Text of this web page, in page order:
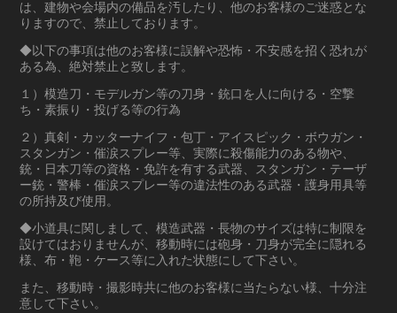
は、建物や会場内の備品を汚したり、他のお客様のご迷惑とな
りますので、禁止しております。
◆以下の事項は他のお客様に誤解や恐怖・不安感を招く恐れが
ある為、絶対禁止と致します。
１）模造刀・モデルガン等の刀身・銃口を人に向ける・空撃
ち・素振り・投げる等の行為
２）真剣・カッターナイフ・包丁・アイスピック・ボウガン・
スタンガン・催涙スプレー等、実際に殺傷能力のある物や、
銃・日本刀等の資格・免許を有する武器、スタンガン・テーザ
ー銃・警棒・催涙スプレー等の違法性のある武器・護身用具等
の所持及び使用。
◆小道具に関しまして、模造武器・長物のサイズは特に制限を
設けてはおりませんが、移動時には砲身・刀身が完全に隠れる
様、布・鞄・ケース等に入れた状態にして下さい。
また、移動時・撮影時共に他のお客様に当たらない様、十分注
意して下さい。